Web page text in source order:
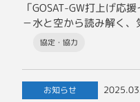
「GOSAT-GW打上げ応
－水と空から読み解く
気候変動科学とAMSR・
しめる特別プログラム。
協定・協力
お知らせ